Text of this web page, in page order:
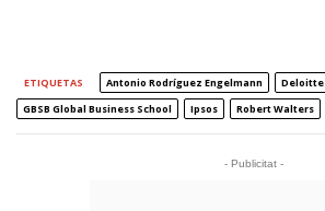
ETIQUETAS Antonio Rodríguez Engelmann
Deloitte
GBSB Global Business School
Ipsos Robert Walters
- Publicitat -